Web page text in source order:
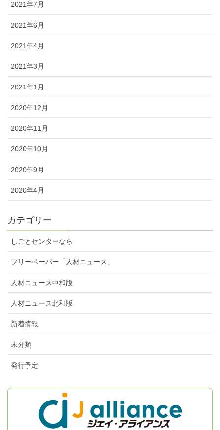
2021年7月
2021年6月
2021年4月
2021年3月
2021年1月
2020年12月
2020年11月
2020年10月
2020年9月
2020年4月
カテゴリー
しごとセンターなら
フリーペーパー「人材ニュース」
人材ニュース中和版
人材ニュース北和版
新着情報
未分類
発行予定